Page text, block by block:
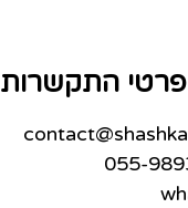
פרטי התקשרות